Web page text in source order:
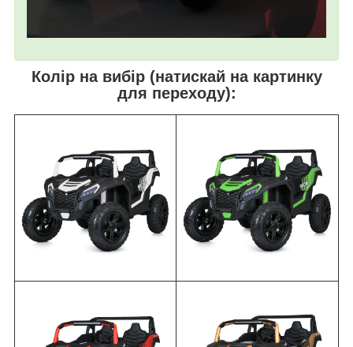
Колір на вибір (натискай на картинку
для переходу):